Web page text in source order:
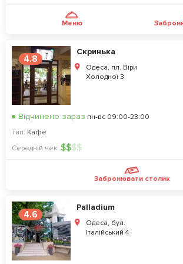
Меню
4.8
Скринька
Одеса, пл. Віри
Холодної 3
Відчинено зараз пн-вс 09:00-23:00
Тип: Кафе
Середній чек: $$$$
Забронювати столик
4.6
Palladium
Одеса, бул.
Італійський 4